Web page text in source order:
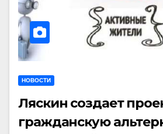
НОВОСТИ
Ляскин создает
гражданскую